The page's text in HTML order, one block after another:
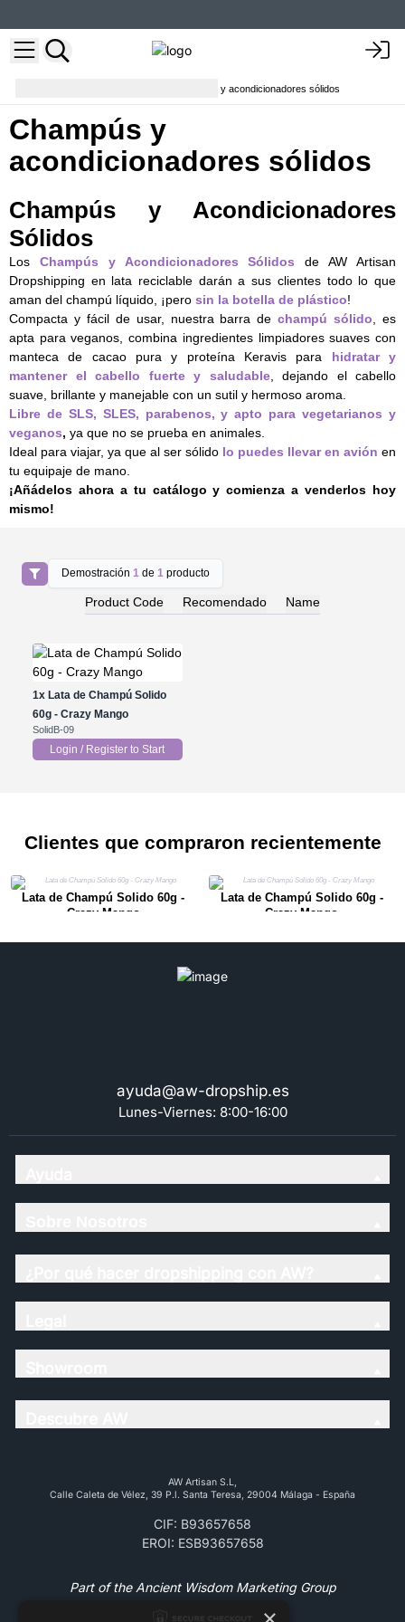
Champús y acondicionadores sólidos
Champús y
acondicionadores sólidos
Champús y Acondicionadores
Sólidos
Los Champús y Acondicionadores Sólidos
de AW Artisan
Dropshipping en lata reciclable darán a sus clientes todo lo que
aman del champú líquido, ¡pero sin la botella de plástico!
Compacta y fácil de usar, nuestra barra dechampú sólido, es
apta para veganos, combina ingredientes limpiadores suaves con
manteca de cacao pura y proteína Keravis para
hidratar y
mantener el cabello fuerte y saludable, dejando el cabello
suave, brillante y manejable con un sutil y hermoso aroma.
Libre de SLS, SLES, parabenos, y apto para vegetarianos y
veganos, ya que no se prueba en animales.
Ideal para viajar, ya que al ser sólido lo puedes llevar en avión en
tu equipaje de mano.
¡Añádelos ahora a tu catálogo y comienza a venderlos hoy
mismo!
Demostración1 de1 producto
Product Code Recomendado Name
1xLata de Champú Solido
60g - Crazy Mango
SolidB-09
Login / Register to Start
Clientes que compraron recientemente
Lata de Champú Solido 60g -
Crazy Mango
Lata de Champú Solido 60g -
Crazy Mango
ayuda@aw-dropship.es
Lunes-Viernes: 8:00-16:00
AW Artisan S.L,
Calle Caleta de Vélez, 39 P.l. Santa Teresa, 29004 Málaga - España
CIF: B93657658
EROI: ESB93657658
Part of the Ancient Wisdom Marketing Group